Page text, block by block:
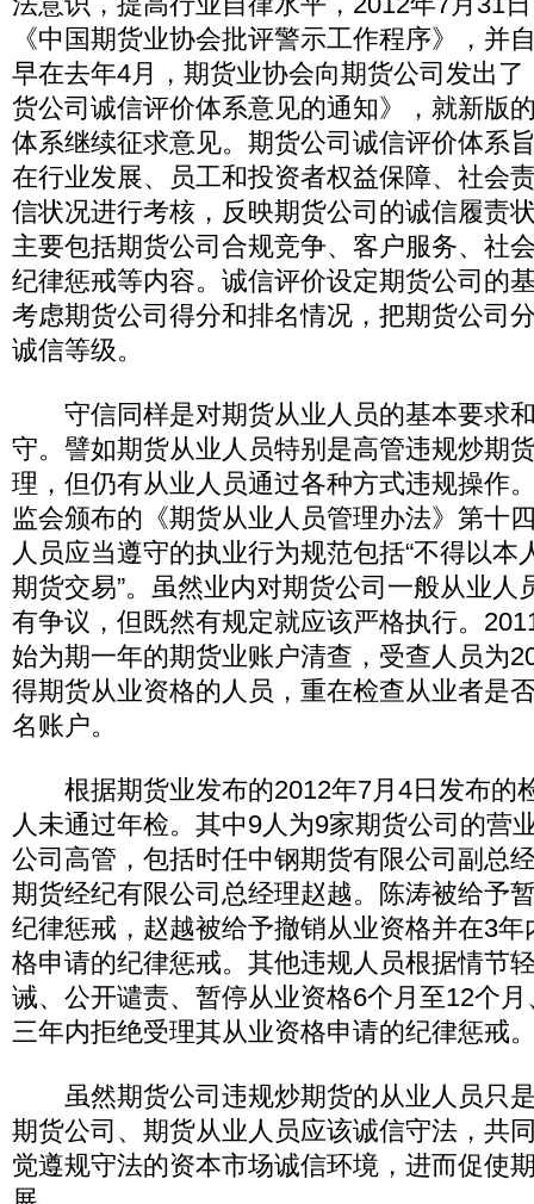
《中国期货业协会批评警示工作程序》，并
早在去年4月，期货业协会向期货公司发出
货公司诚信评价体系意见的通知》，就新版
体系继续征求意见。期货公司诚信评价体系
在行业发展、员工和投资者权益保障、社会
信状况进行考核，反映期货公司的诚信履责
主要包括期货公司合规竞争、客户服务、社
纪律惩戒等内容。诚信评价设定期货公司的
考虑期货公司得分和排名情况，把期货公司
诚信等级。
守信同样是对期货从业人员的基本要求
守。譬如期货从业人员特别是高管违规炒期
理，但仍有从业人员通过各种方式违规操作
监会颁布的《期货从业人员管理办法》第十
人员应当遵守的执业行为规范包括“不得以本
期货交易”。虽然业内对期货公司一般从业人
有争议，但既然有规定就应该严格执行。
始为期一年的期货业账户清查，受查人员为
得期货从业资格的人员，重在检查从业者是
名账户。
根据期货业发布的2012年7月4日发布的
人未通过年检。其中9人为9家期货公司的营
公司高管，包括时任中钢期货有限公司副总
期货经纪有限公司总经理赵越。陈涛被给予
纪律惩戒，赵越被给予撤销从业资格并在3
格申请的纪律惩戒。其他违规人员根据情节
诫、公开谴责、暂停从业资格6个月至12个
三年内拒绝受理其从业资格申请的纪律惩戒
虽然期货公司违规炒期货的从业人员只
期货公司、期货从业人员应该诚信守法，共
觉遵规守法的资本市场诚信环境，进而促使